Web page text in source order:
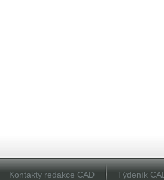
Kontakty redakce CAD Týdeník